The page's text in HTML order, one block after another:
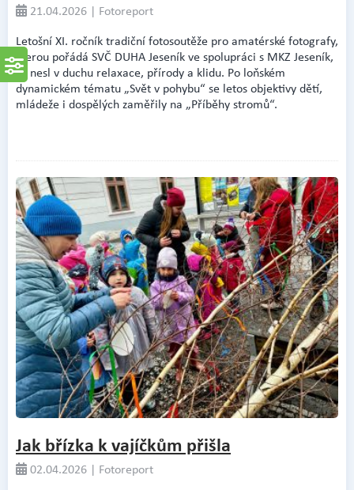
21.04.2026 | Fotoreport
Letošní XI. ročník tradiční fotosoutěže pro amatérské fotografy,
kterou pořádá SVČ DUHA Jeseník ve spolupráci s MKZ Jeseník,
se nesl v duchu relaxace, přírody a klidu. Po loňském
dynamickém tématu „Svět v pohybu“ se letos objektivy dětí,
mládeže i dospělých zaměřily na „Příběhy stromů“.
Jak břízka k vajíčkům přišla
02.04.2026 | Fotoreport